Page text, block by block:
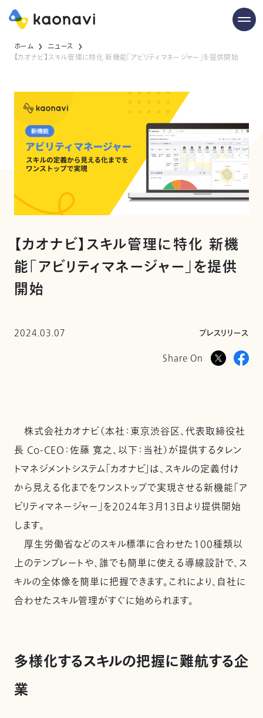
ホーム
ニュース
【カオナビ】スキル管理に特化 新機能「アビリティマネージャー」を提供開始
【カオナビ】スキル管理に特化 新機
能「アビリティマネージャー」を提供
開始
2024.03.07 プレスリリース
Share On
株式会社カオナビ（本社：東京渋谷区、代表取締役社
長 Co-CEO：佐藤 寛之、以下：当社）が提供するタレン
トマネジメントシステム「カオナビ」は、スキルの定義付け
から見える化までをワンストップで実現させる新機能「ア
ビリティマネージャー」を2024年3月13日より提供開始
します。
厚生労働省などのスキル標準に合わせた100種類以
上のテンプレートや、誰でも簡単に使える導線設計で、ス
キルの全体像を簡単に把握できます。これにより、自社に
合わせたスキル管理がすぐに始められます。
多様化するスキルの把握に難航する企
業